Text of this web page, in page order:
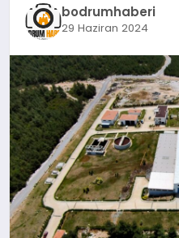
SPOR
MUĞLA
☰
bodrumhaberi
29 Haziran 2024